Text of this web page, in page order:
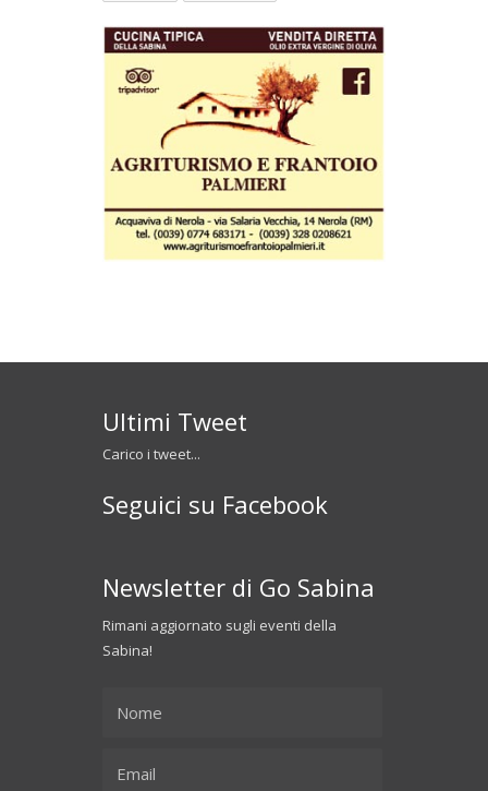
Ultimi Tweet
Carico i tweet...
Seguici su Facebook
Newsletter di Go Sabina
Rimani aggiornato sugli eventi della
Sabina!